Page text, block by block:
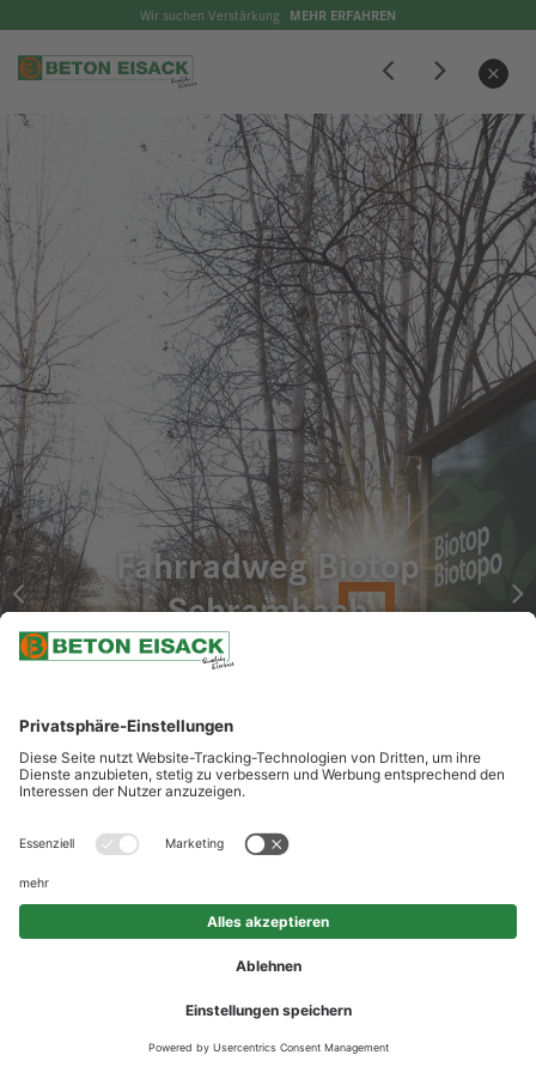
Wir suchen Verstärkung MEHR ERFAHREN
Lieferung von Spezialbeton mit leicht dehnbaren, umweltneutralen
Drainageeigenschaften
Fahrradweg Biotop
Schrambach